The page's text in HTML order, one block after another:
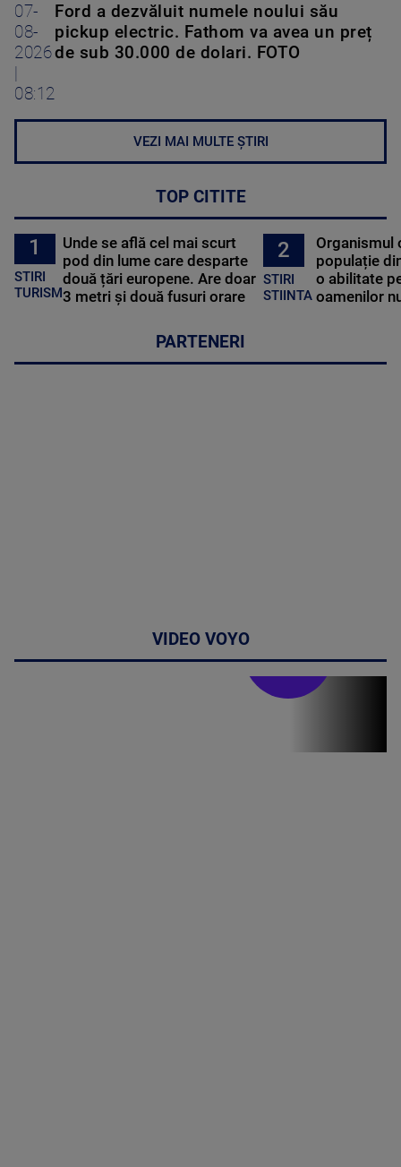
07-
08-
2026
08:12
Ford a dezvăluit numele noului său
pickup electric. Fathom va avea un preț
de sub 30.000 de dolari. FOTO
VEZI MAI MULTE ȘTIRI
TOP CITITE
1
STIRI
TURISM
Unde se află cel mai scurt
pod din lume care desparte
două țări europene. Are doar
3 metri și două fusuri orare
2
STIRI
STIINTA
Organismul
populație
o abilitate
oamenilor
PARTENERI
VIDEO VOYO